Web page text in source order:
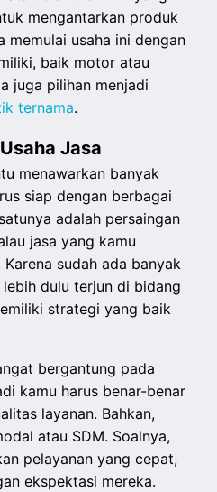
mengantarkan produk
memulai usaha ini dengan
baik motor atau
juga pilihan menjadi
ternama.
Jasa
menawarkan banyak
siap dengan berbagai
adalah persaingan
jasa yang kamu
sudah ada banyak
dulu terjun di bidang
strategi yang baik
bergantung pada
kamu harus benar-benar
layanan. Bahkan,
atau SDM. Soalnya,
pelayanan yang cepat,
ekspektasi mereka.